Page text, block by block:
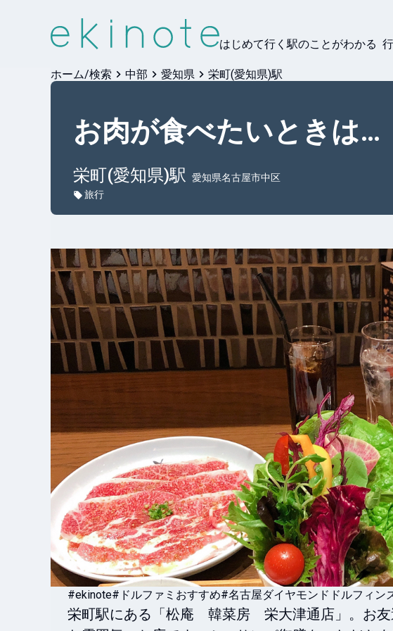
はじめて行く駅のことがわかる
ホーム/検索 中部 愛知県 栄町(愛知県)駅
お肉が食べたいときは…
栄町(愛知県)駅
愛知県名古屋市中区
旅行
#ekinote#ドルファミおすすめ#名古屋ダイヤモンドドルフィン
栄町駅にある「松庵　韓菜房　栄大津通店」。お